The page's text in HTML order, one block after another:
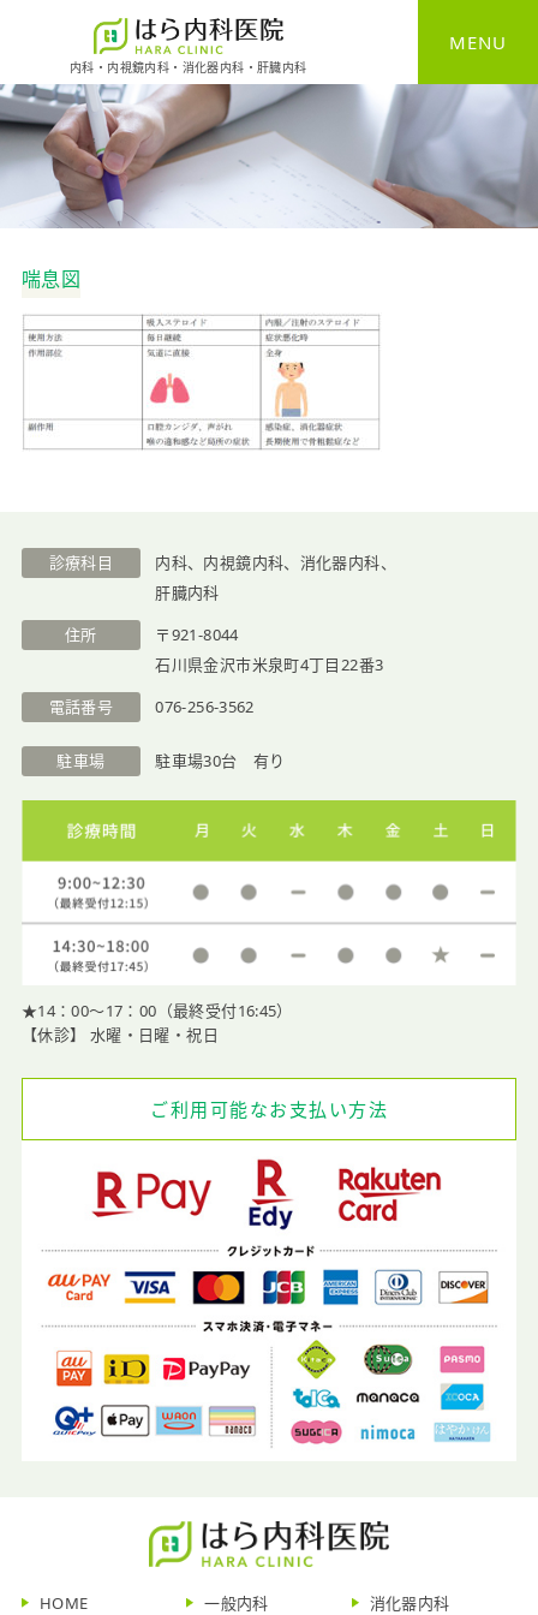
内科・内視鏡内科・消化器内科・肝臓内科
MENU
HOME
一般内科
消化器内科
大腸カメラ
健康診断
喘息図
診療科目
内科、内視鏡内科、消化器内科、
肝臓内科
住所
〒921-8044
石川県金沢市米泉町4丁目22番3
電話番号
076-256-3562
駐車場 駐車場30台 有り
★14：00〜17：00（最終受付16:45）
【休診】 水曜・日曜・祝日
ご利用可能なお支払い方法
HOME 一般内科 消化器内科